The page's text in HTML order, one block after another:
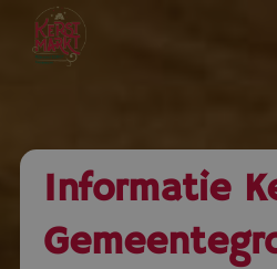
Informatie